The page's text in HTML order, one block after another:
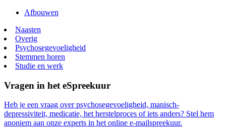
Afbouwen
Naasten
Overig
Psychosegevoeligheid
Stemmen horen
Studie en werk
Vragen in het eSpreekuur
Heb je een vraag over psychosegevoeligheid, manisch-
depressiviteit, medicatie, het herstelproces of iets anders? Stel hem
anoniem aan onze experts in het online e-mailspreekuur.